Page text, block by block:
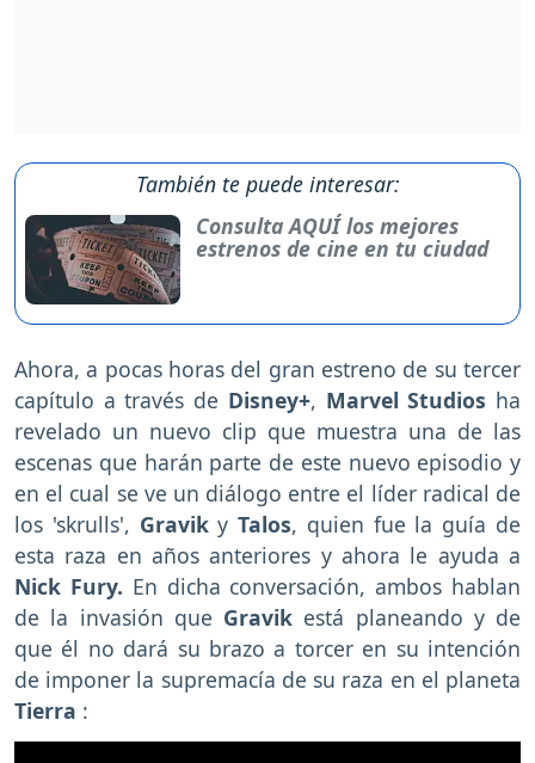
También te puede interesar:
Consulta AQUÍ los mejores
estrenos de cine en tu ciudad
Ahora, a pocas horas del gran estreno de su tercer
capítulo a través de Disney+, Marvel Studios ha
revelado un nuevo clip que muestra una de las
escenas que harán parte de este nuevo episodio y
en el cual se ve un diálogo entre el líder radical de
los 'skrulls', GravikyTalos, quien fue la guía de
esta raza en años anteriores y ahora le ayuda a
Nick Fury. En dicha conversación, ambos hablan
de la invasión que Gravik está planeando y de
que él no dará su brazo a torcer en su intención
de imponer la supremacía de su raza en el planeta
Tierra :